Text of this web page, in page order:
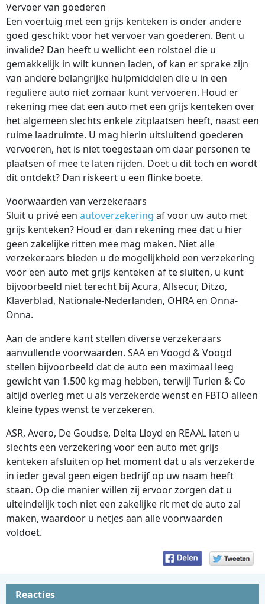
Vervoer van goederen
Een voertuig met een grijs kenteken is onder andere
goed geschikt voor het vervoer van goederen. Bent u
invalide? Dan heeft u wellicht een rolstoel die u
gemakkelijk in wilt kunnen laden, of kan er sprake zijn
van andere belangrijke hulpmiddelen die u in een
reguliere auto niet zomaar kunt vervoeren. Houd er
rekening mee dat een auto met een grijs kenteken over
het algemeen slechts enkele zitplaatsen heeft, naast een
ruime laadruimte. U mag hierin uitsluitend goederen
vervoeren, het is niet toegestaan om daar personen te
plaatsen of mee te laten rijden. Doet u dit toch en wordt
dit ontdekt? Dan riskeert u een flinke boete.
Voorwaarden van verzekeraars
Sluit u privé een autoverzekering af voor uw auto met
grijs kenteken? Houd er dan rekening mee dat u hier
geen zakelijke ritten mee mag maken. Niet alle
verzekeraars bieden u de mogelijkheid een verzekering
voor een auto met grijs kenteken af te sluiten, u kunt
bijvoorbeeld niet terecht bij Acura, Allsecur, Ditzo,
Klaverblad, Nationale-Nederlanden, OHRA en Onna-
Onna.
Aan de andere kant stellen diverse verzekeraars
aanvullende voorwaarden. SAA en Voogd & Voogd
stellen bijvoorbeeld dat de auto een maximaal leeg
gewicht van 1.500 kg mag hebben, terwijl Turien & Co
altijd overleg met u als verzekerde wenst en FBTO alleen
kleine types wenst te verzekeren.
ASR, Avero, De Goudse, Delta Lloyd en REAAL laten u
slechts een verzekering voor een auto met grijs
kenteken afsluiten op het moment dat u als verzekerde
in ieder geval geen eigen bedrijf op uw naam heeft
staan. Op die manier willen zij ervoor zorgen dat u
uiteindelijk toch niet een zakelijke rit met de auto zal
maken, waardoor u netjes aan alle voorwaarden
voldoet.
Reacties